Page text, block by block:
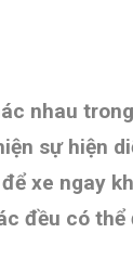
nhau
sự hiện
xe ngay
đều có